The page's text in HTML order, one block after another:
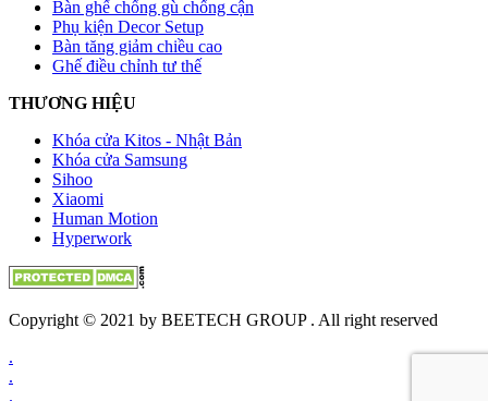
Bàn ghế chống gù chống cận
Phụ kiện Decor Setup
Bàn tăng giảm chiều cao
Ghế điều chỉnh tư thế
THƯƠNG HIỆU
Khóa cửa Kitos - Nhật Bản
Khóa cửa Samsung
Sihoo
Xiaomi
Human Motion
Hyperwork
Copyright © 2021 by BEETECH GROUP . All right reserved
.
.
.